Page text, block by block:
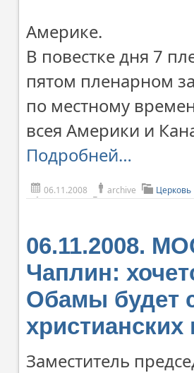
Америке.
В повестке дня 7
пятом пленарном
по местному
всея Америки и
Подробней…
06.11.2008 archive
06.11.2008.
Чаплин:
Обамы будет
христианских
Заместитель